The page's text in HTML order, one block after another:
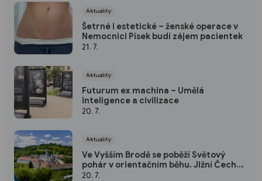
Aktuality
Šetrné i estetické – ženské operace v
Nemocnici Písek budí zájem pacientek
21. 7.
Aktuality
Futurum ex machina – Umělá
inteligence a civilizace
20. 7.
Aktuality
Ve Vyšším Brodě se poběží Světový
pohár v orientačním běhu. Jižní Čechy
budou poprvé hostit absolutní světovou
20. 7.